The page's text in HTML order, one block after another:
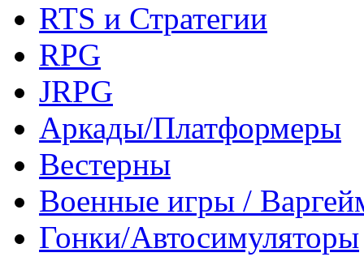
RTS и Стратегии
RPG
JRPG
Аркады/Платформеры
Вестерны
Военные игры /
Гонки/Автосимуляторы